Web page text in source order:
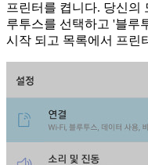
프린터를 켭니다. 당신의
루투스를 선택하고 '블루
시작 되고 목록에서 프린